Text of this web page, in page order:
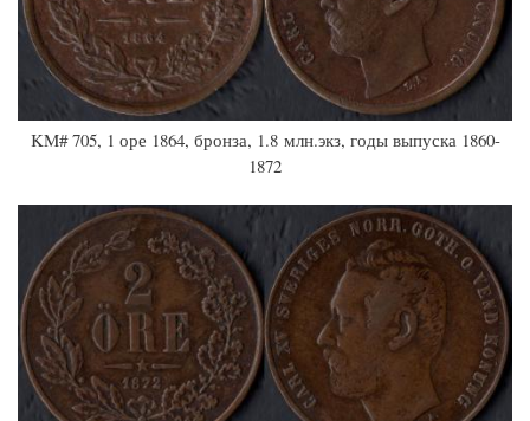
KM# 705, 1 оре 1864, бронза, 1.8 млн.экз, годы выпуска 1860-
1872